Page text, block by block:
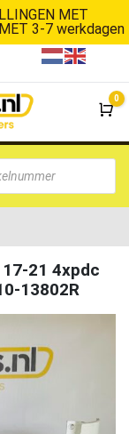
MET
MET 3-7 werkdagen
0
21 4xpdc
13802R